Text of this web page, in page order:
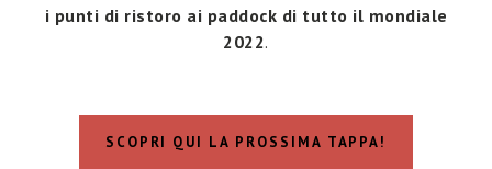
i punti di ristoro ai paddock di tutto il mondiale
2022.
SCOPRI QUI LA PROSSIMA TAPPA!